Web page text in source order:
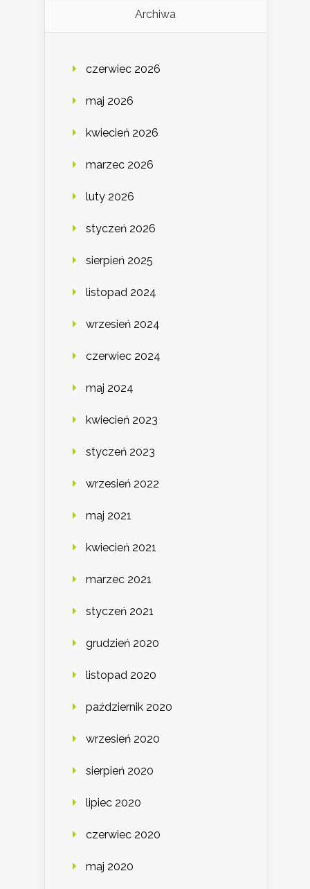
Archiwa
czerwiec 2026
maj 2026
kwiecień 2026
marzec 2026
luty 2026
styczeń 2026
sierpień 2025
listopad 2024
wrzesień 2024
czerwiec 2024
maj 2024
kwiecień 2023
styczeń 2023
wrzesień 2022
maj 2021
kwiecień 2021
marzec 2021
styczeń 2021
grudzień 2020
listopad 2020
październik 2020
wrzesień 2020
sierpień 2020
lipiec 2020
czerwiec 2020
maj 2020